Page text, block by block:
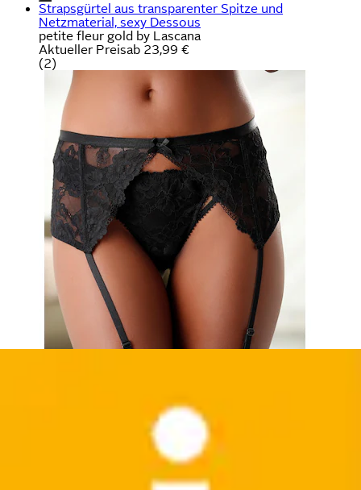
Strapsgürtel aus transparenter Spitze und
Netzmaterial, sexy Dessous
petite fleur gold by Lascana
Aktueller Preisab 23,99 €
(2)